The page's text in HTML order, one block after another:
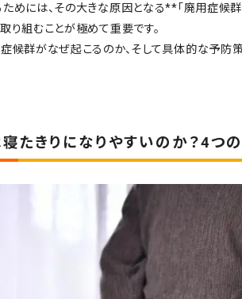
めには、その大きな原因となる**「廃用症候群
り組むことが極めて重要です。
候群がなぜ起こるのか、そして具体的な予防
たきりになりやすいのか？4つ